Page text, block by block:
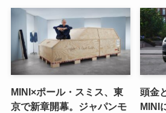
MINI×ポール・スミス、東
京で新章開幕。ジャパンモ
頭金
MINI